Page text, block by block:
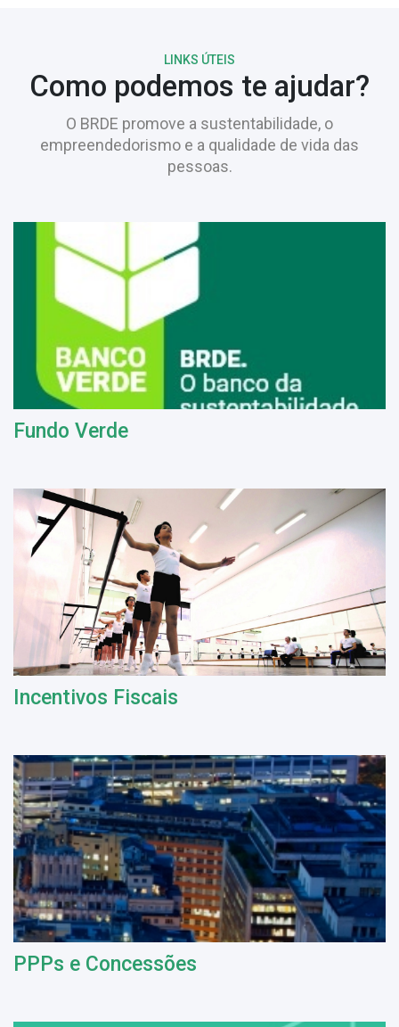
LINKS ÚTEIS
Como podemos te ajudar?
O BRDE promove a sustentabilidade, o
empreendedorismo e a qualidade de vida das
pessoas.
Fundo Verde
Incentivos Fiscais
PPPs e Concessões